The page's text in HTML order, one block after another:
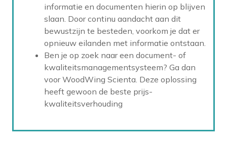
informatie en documenten hierin op blijven
slaan. Door continu aandacht aan dit
bewustzijn te besteden, voorkom je dat er
opnieuw eilanden met informatie ontstaan.
Ben je op zoek naar een document- of
kwaliteitsmanagementsysteem? Ga dan
voor WoodWing Scienta. Deze oplossing
heeft gewoon de beste prijs-
kwaliteitsverhouding